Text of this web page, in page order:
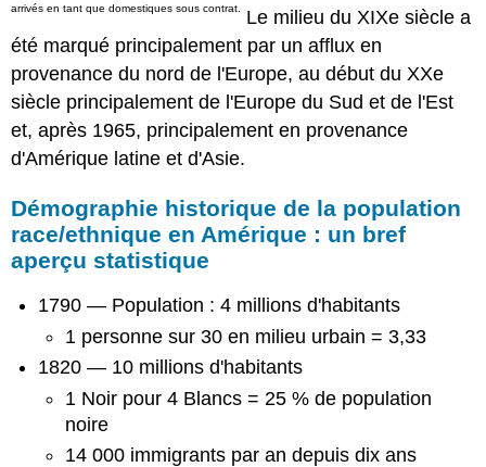
arrivés en tant que domestiques sous contrat.
Le milieu du XIXe siècle a
été marqué principalement par un afflux en
provenance du nord de l'Europe, au début du XXe
siècle principalement de l'Europe du Sud et de l'Est
et, après 1965, principalement en provenance
d'Amérique latine et d'Asie.
Démographie historique de la population
race/ethnique en Amérique : un bref
aperçu statistique
1790 — Population : 4 millions d'habitants
1 personne sur 30 en milieu urbain = 3,33
1820 — 10 millions d'habitants
1 Noir pour 4 Blancs = 25 % de population
noire
14 000 immigrants par an depuis dix ans